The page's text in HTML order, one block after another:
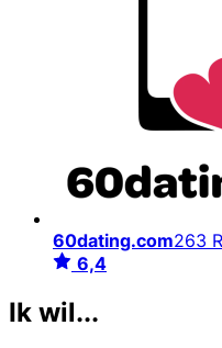
60dating.com263
6,4
Ik wil...